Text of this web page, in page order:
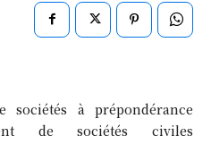
sociétés à prépondérance
de sociétés civiles